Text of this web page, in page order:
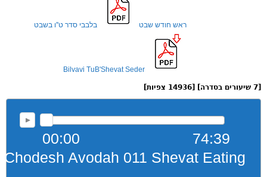
ראש חודש שבט בלבבי סדר ט''ו בשבט
Bilvavi TuB'Shevat Seder
00:00
74:39
Chodesh Avodah 011 Shevat Eating